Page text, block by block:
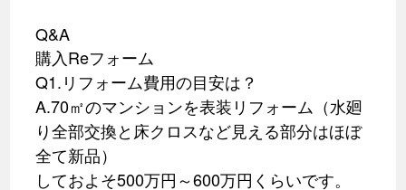
Q&A
購入Reフォーム
Q1.リフォーム費用の目安は？
A.70㎡のマンションを表装リフォーム（水廻
り全部交換と床クロスなど見える部分はほぼ
全て新品）
しておよそ500万円～600万円くらいです。